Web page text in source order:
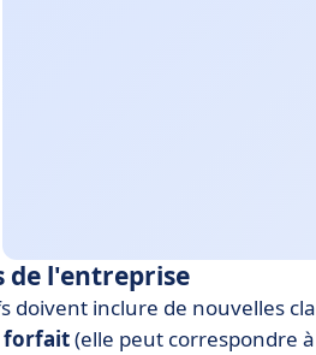
de l'entreprise
doivent inclure de nouvelles
forfait(elle peut correspondre